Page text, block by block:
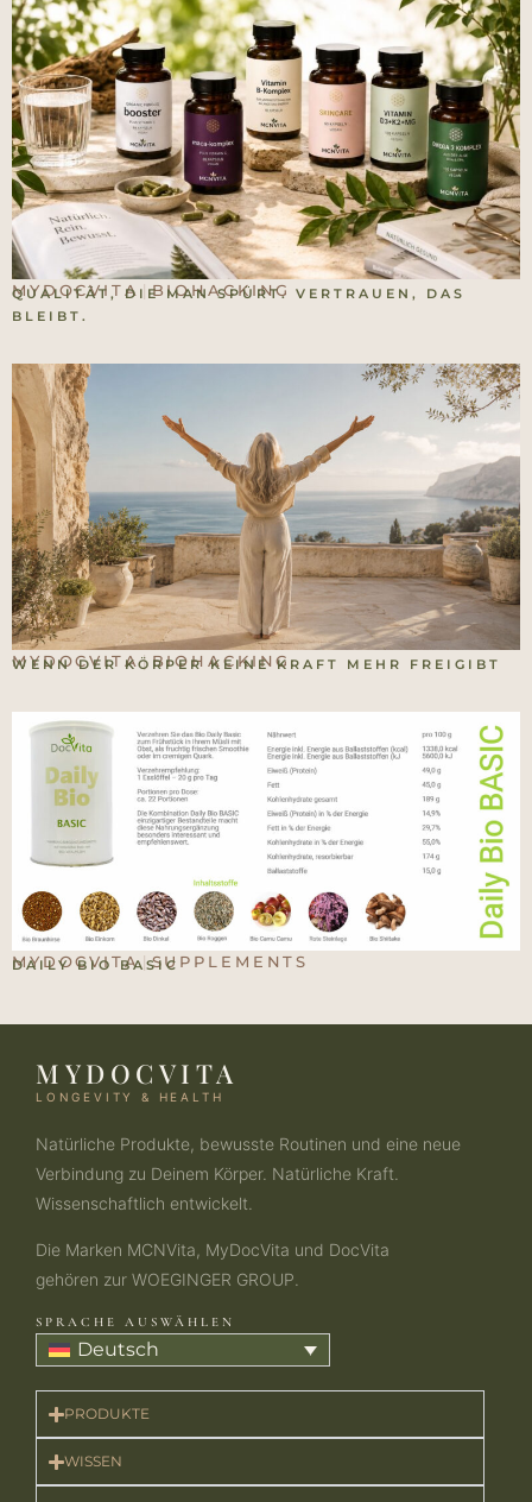
MYDOCVITA |BIOHACKING
QUALITÄT, DIE MAN SPÜRT. VERTRAUEN, DAS
BLEIBT.
MYDOCVITA| BIOHACKING
WENN DER KÖRPER KEINE KRAFT MEHR FREIGIBT
MYDOCVITA |SUPPLEMENTS
DAILY BIO BASIC
MYDOCVITA
LONGEVITY & HEALTH
Natürliche Produkte, bewusste Routinen und eine neue
Verbindung zu Deinem Körper. Natürliche Kraft.
Wissenschaftlich entwickelt.
Die Marken MCNVita, MyDocVita und DocVita
gehören zur WOEGINGER GROUP.
SPRACHE AUSWÄHLEN
Deutsch
PRODUKTE​
WISSEN